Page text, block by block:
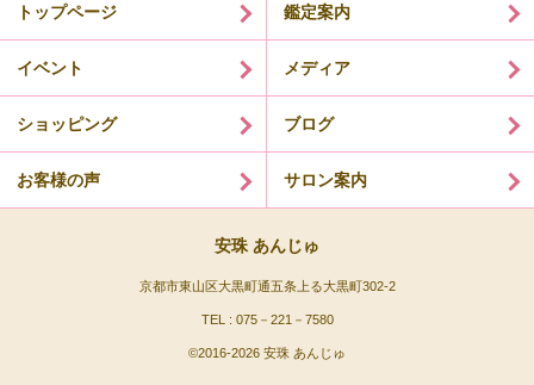
トップページ 鑑定案内
イベント メディア
ショッピング ブログ
お客様の声 サロン案内
安珠 あんじゅ
京都市東山区大黒町通五条上る大黒町302-2
TEL : 075－221－7580
©2016-2026 安珠 あんじゅ